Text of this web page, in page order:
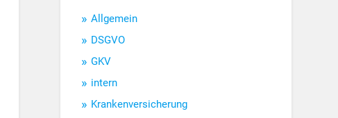
Allgemein
DSGVO
GKV
intern
Krankenversicherung